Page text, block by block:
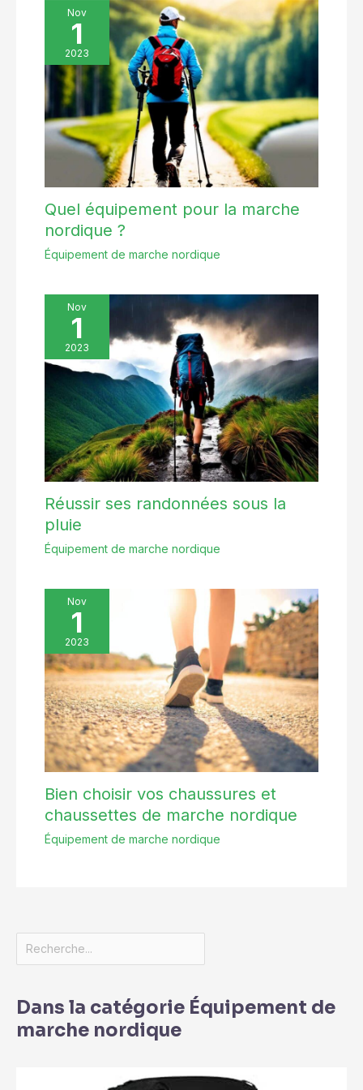
affronter tout ce que la vie vous réserve
Nov
1
2023
Quel équipement pour la marche
nordique ?
Équipement de marche nordique
Nov
1
2023
Réussir ses randonnées sous la
pluie
Équipement de marche nordique
Nov
1
2023
Bien choisir vos chaussures et
chaussettes de marche nordique
Équipement de marche nordique
Dans la catégorie Équipement de
marche nordique